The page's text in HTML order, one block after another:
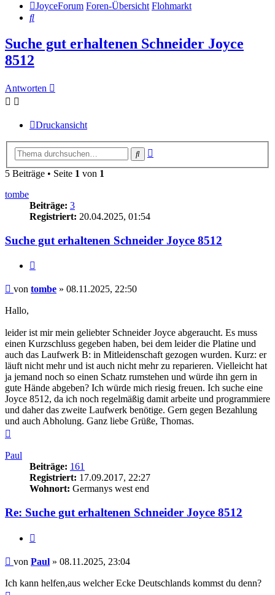
JoyceForum Foren-Übersicht Flohmarkt
Suche
Suche gut erhaltenen Schneider Joyce
8512
Antworten
Druckansicht
Suche
5 Beiträge • Seite 1 von 1
tombe
Beiträge: 3
Registriert: 20.04.2025, 01:54
Suche gut erhaltenen Schneider Joyce 8512
Beitrag
von tombe » 08.11.2025, 22:50
Hallo,
leider ist mir mein geliebter Schneider Joyce abgeraucht. Es muss
einen Kurzschluss gegeben haben, bei dem leider die Platine und
auch das Laufwerk B: in Mitleidenschaft gezogen wurden. Kurz: er
läuft nicht mehr und ist auch nicht mehr zu reparieren. Vielleicht hat
ja jemand noch so einen Schatz rumstehen und würde ihn gern in
gute Hände abgeben? Ich würde mich riesig freuen. Ich suche eine
Joyce 8512, da ich noch regelmäßig damit arbeite und programmiere
und daher das zweite Laufwerk benötige. Gern gegen Bezahlung
und auch Abholung. Ganz liebe Grüße, Thomas.
Paul
Beiträge: 161
Registriert: 17.09.2017, 22:27
Wohnort: Germanys west end
Re: Suche gut erhaltenen Schneider Joyce 8512
Beitrag
von Paul » 08.11.2025, 23:04
Ich kann helfen,aus welcher Ecke Deutschlands kommst du denn?